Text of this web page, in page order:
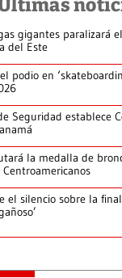
gigantes paralizará
del Este
podio en
Seguridad establece
la medalla de
el silencio sobre la